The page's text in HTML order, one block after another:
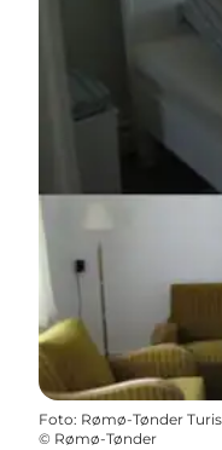
Foto: Rømø-Tønder
© Rømø-Tønder